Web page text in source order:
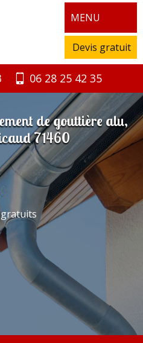
MENU
Devis gratuit
06 28 25 42 35
de gouttière alu,
71460